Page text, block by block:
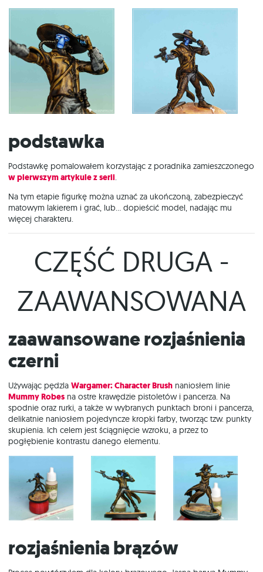
Podstawka
Podstawkę pomalowałem korzystając z poradnika zamieszczonego
w pierwszym artykule z serii.
Na tym etapie figurkę można uznać za ukończoną, zabezpieczyć
matowym lakierem i grać, lub… dopieścić model, nadając mu
więcej charakteru.
CZĘŚĆ DRUGA -
ZAAWANSOWANA
Zaawansowane rozjaśnienia
czerni
Używając pędzla Wargamer: Character Brush naniosłem linie
Mummy Robes na ostre krawędzie pistoletów i pancerza. Na
spodnie oraz rurki, a także w wybranych punktach broni i pancerza,
delikatnie naniosłem pojedyncze kropki farby, tworząc tzw. punkty
skupienia. Ich celem jest ściągnięcie wzroku, a przez to
pogłębienie kontrastu danego elementu.
Rozjaśnienia brązów